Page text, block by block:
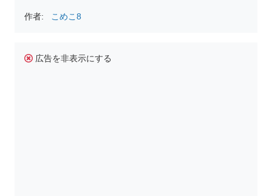
作者: こめこ8
広告を非表示にする